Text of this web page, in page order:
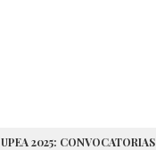
UPEA 2025: CONVOCATORIAS